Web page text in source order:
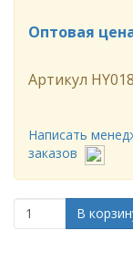
Оптовая
Артикул
Написать
заказов
В